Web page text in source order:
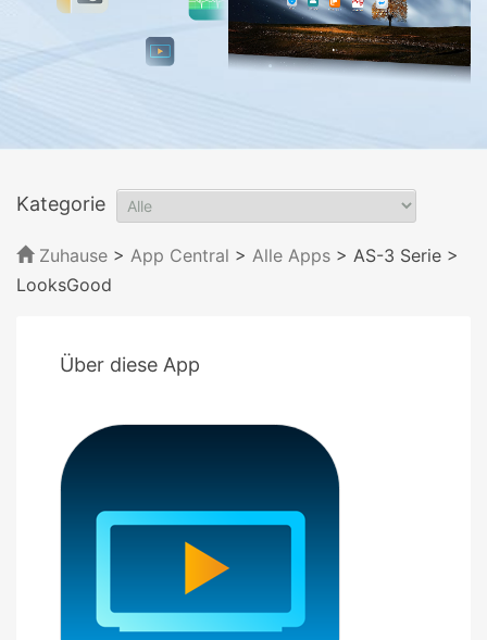
Kategorie
Zuhause > App Central > Alle Apps > AS-3 Serie >
LooksGood
Über diese App